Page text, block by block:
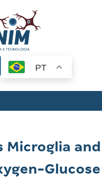
PT
and
Glucose